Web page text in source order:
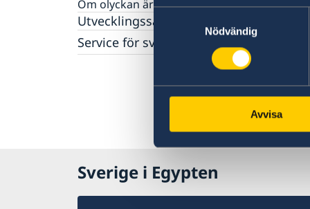
Samtyckesval
Nödvändig
Avvisa
Om olyckan är framme
Utvecklingssamarbete
Service för svenska företag
Sverige i Egypten